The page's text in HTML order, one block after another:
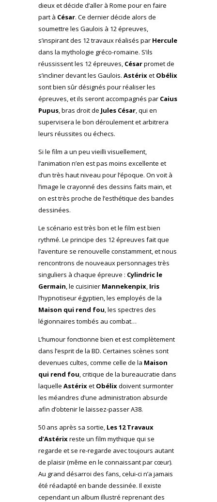
dieux et décide d’aller à Rome pour en faire
part à César. Ce dernier décide alors de
soumettre les Gaulois à 12 épreuves,
s’inspirant des 12 travaux réalisés par Hercule
dans la mythologie gréco-romaine. S’ils
réussissent les 12 épreuves, Césarpromet de
s’incliner devant les Gaulois. Astérixet Obélix
sont bien sûr désignés pour réaliser les
épreuves, et ils seront accompagnés par Caius
Pupus, bras droit de Jules César, qui en
supervisera le bon déroulement et arbitrera
leurs réussites ou échecs.
Si le film a un peu vieilli visuellement,
l’animation n’en est pas moins excellente et
d’un très haut niveau pour l’époque. On voit à
l’image le crayonné des dessins faits main, et
on est très proche de l’esthétique des bandes
dessinées.
Le scénario est très bon et le film est bien
rythmé. Le principe des 12 épreuves fait que
l’aventure se renouvelle constamment, et nous
rencontrons de nouveaux personnages très
singuliers à chaque épreuve : Cylindric le
Germain, le cuisinier Mannekenpix, Iris
l’hypnotiseur égyptien, les employés de la
Maison qui rend fou, les spectres des
légionnaires tombés au combat…
L’humour fonctionne bien et est complètement
dans l’esprit de la BD. Certaines scènes sont
devenues cultes, comme celle de la Maison
qui rend fou, critique de la bureaucratie dans
laquelle Astérixet Obélixdoivent surmonter
les méandres d’une administration absurde
afin d’obtenir le laissez-passer A38.
50 ans après sa sortie, Les 12 Travaux
d’Astérixreste un film mythique qui se
regarde et se re-regarde avec toujours autant
de plaisir (même en le connaissant par cœur).
Au grand désarroi des fans, celui-ci n’a jamais
été réadapté en bande dessinée. Il existe
cependant un album illustré reprenant des